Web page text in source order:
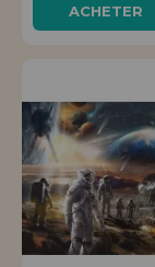
ACHETER